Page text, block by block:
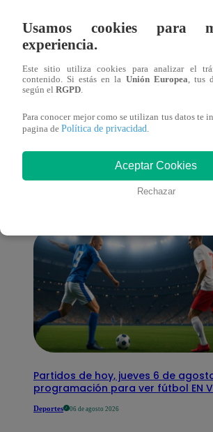
Asesinan a comerciante ferretero dentro
galería en San Juan de Lurigancho
También te
interesar
Partidos de hoy, jueves 6 de
programación para ver fútbol EN
Deportes 06 de agosto 2026
Usamos cookies para
experiencia.
Este sitio utiliza cookies para analizar el
contenido. Si estás en la Unión Europea , tus
según el RGPD
Para conocer mejor como se utilizan tus datos te
pagina de Política de privacidad
Aceptar Cookies
Rechazar